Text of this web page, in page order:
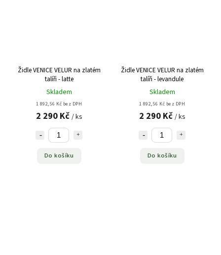
Židle VENICE VELUR na zlatém
talíři - latte
Skladem
1 892,56 Kč bez DPH
2 290 Kč / ks
Do košíku
Židle VENICE VELUR na zlatém
talíři - levandule
Skladem
1 892,56 Kč bez DPH
2 290 Kč / ks
Do košíku